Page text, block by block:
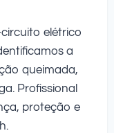
elétrico
a
queimada,
Profissional
proteção e